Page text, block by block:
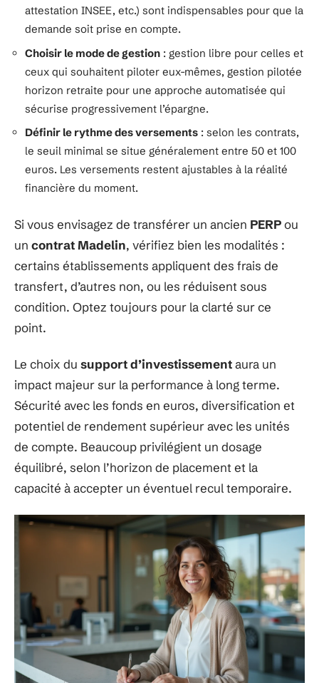
attestation INSEE, etc.) sont indispensables pour que la
demande soit prise en compte.
Choisir le mode de gestion : gestion libre pour celles et
ceux qui souhaitent piloter eux-mêmes, gestion pilotée
horizon retraite pour une approche automatisée qui
sécurise progressivement l’épargne.
Définir le rythme des versements : selon les contrats,
le seuil minimal se situe généralement entre 50 et 100
euros. Les versements restent ajustables à la réalité
financière du moment.
Si vous envisagez de transférer un ancien PERPou
un contrat Madelin, vérifiez bien les modalités :
certains établissements appliquent des frais de
transfert, d’autres non, ou les réduisent sous
condition. Optez toujours pour la clarté sur ce
point.
Le choix du support d’investissementaura un
impact majeur sur la performance à long terme.
Sécurité avec les fonds en euros, diversification et
potentiel de rendement supérieur avec les unités
de compte. Beaucoup privilégient un dosage
équilibré, selon l’horizon de placement et la
capacité à accepter un éventuel recul temporaire.